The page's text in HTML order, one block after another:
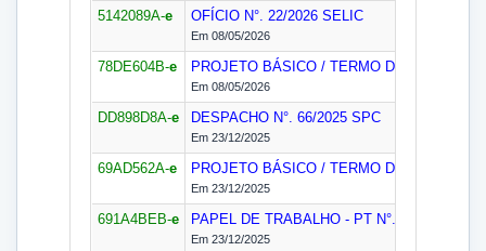
5142089A-e OFÍCIO N°. 22/2026 SELIC
Em 08/05/2026
78DE604B-e PROJETO BÁSICO / TERMO DE
Em 08/05/2026
DD898D8A-e DESPACHO N°. 66/2025 SPC
Em 23/12/2025
69AD562A-e PROJETO BÁSICO / TERMO DE
Em 23/12/2025
691A4BEB-e PAPEL DE TRABALHO - PT N°. S/N/2025
Em 23/12/2025